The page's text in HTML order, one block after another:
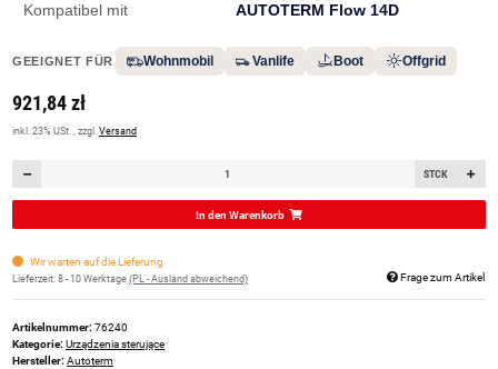
Kompatibel mit AUTOTERM Flow 14D
GEEIGNET FÜR Wohnmobil Vanlife Boot Offgrid
921,84 zł
inkl. 23% USt. , zzgl. Versand
STCK
In den Warenkorb
Wir warten auf die Lieferung
Lieferzeit: 8 - 10 Werktage (PL - Ausland abweichend) Frage zum Artikel
Artikelnummer: 76240
Kategorie: Urządzenia sterujące
Hersteller: Autoterm